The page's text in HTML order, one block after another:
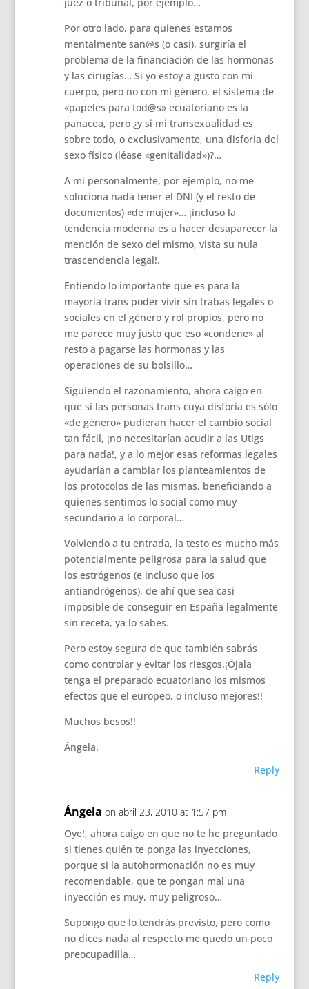
Por otro lado, para quienes estamos
mentalmente san@s (o casi), surgiría el
problema de la financiación de las hormonas
y las cirugías… Si yo estoy a gusto con mi
cuerpo, pero no con mi género, el sistema de
«papeles para tod@s» ecuatoriano es la
panacea, pero ¿y si mi transexualidad es
sobre todo, o exclusivamente, una disforia del
sexo físico (léase «genitalidad»)?…
A mí personalmente, por ejemplo, no me
soluciona nada tener el DNI (y el resto de
documentos) «de mujer»… ¡incluso la
tendencia moderna es a hacer desaparecer la
mención de sexo del mismo, vista su nula
trascendencia legal!.
Entiendo lo importante que es para la
mayoría trans poder vivir sin trabas legales o
sociales en el género y rol propios, pero no
me parece muy justo que eso «condene» al
resto a pagarse las hormonas y las
operaciones de su bolsillo…
Siguiendo el razonamiento, ahora caigo en
que si las personas trans cuya disforia es sólo
«de género» pudieran hacer el cambio social
tan fácil, ¡no necesitarían acudir a las Utigs
para nada!, y a lo mejor esas reformas legales
ayudarían a cambiar los planteamientos de
los protocolos de las mismas, beneficiando a
quienes sentimos lo social como muy
secundario a lo corporal…
Volviendo a tu entrada, la testo es mucho más
potencialmente peligrosa para la salud que
los estrógenos (e incluso que los
antiandrógenos), de ahí que sea casi
imposible de conseguir en España legalmente
sin receta, ya lo sabes.
Pero estoy segura de que también sabrás
como controlar y evitar los riesgos.¡Ójala
tenga el preparado ecuatoriano los mismos
efectos que el europeo, o incluso mejores!!
Muchos besos!!
Ángela.
Reply
Ángela on abril 23, 2010 at 1:57 pm
Oye!, ahora caigo en que no te he preguntado
si tienes quién te ponga las inyecciones,
porque si la autohormonación no es muy
recomendable, que te pongan mal una
inyección es muy, muy peligroso…
Supongo que lo tendrás previsto, pero como
no dices nada al respecto me quedo un poco
preocupadilla…
Reply